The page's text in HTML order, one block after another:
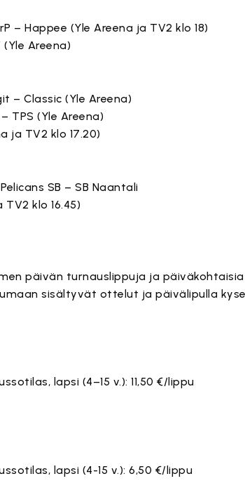
– Happee (Yle Areena ja TV2 klo 18)
(Yle Areena)
– Classic (Yle Areena)
TPS (Yle Areena)
ja TV2 klo 17.20)
SB – SB Naantali
klo 16.45)
päivän turnauslippuja ja
sisältyvät ottelut ja päivälipulla
lapsi (4–15 v.): 11,50 €/lippu
lapsi (4-15 v.): 6,50 €/lippu